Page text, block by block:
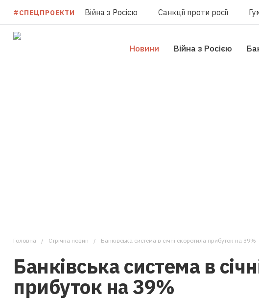
#СПЕЦПРОЕКТИ Війна з Росією Санкції проти росії
Новини Війна з Росією
Головна Стрічка новин Банківська система в січні скоротила прибуток на 39%
Банківська система в
прибуток на 39%